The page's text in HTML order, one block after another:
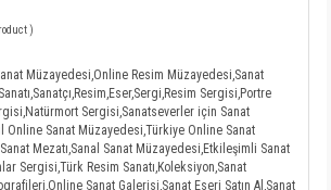
)
Müzayedesi,Online Resim Müzayedesi,Sanat
Sergisi,Portre
Sergisi,Sanatseverler için Sanat
Online Sanat Müzayedesi,Türkiye Online Sanat
Mezatı,Sanal Sanat Müzayedesi,Etkileşimli Sanat
Sergisi,Türk Resim Sanatı,Koleksiyon,Sanat
Sanat Galerisi,Sanat Eseri Satın Al,Sanat